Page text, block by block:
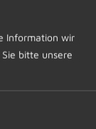
Information wir
bitte unsere